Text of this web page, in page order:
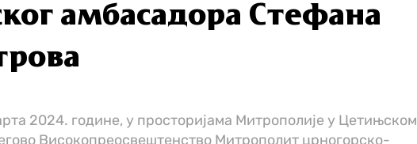
амбасадора Стефана
2024. године, у просторијама Митрополије у Цетињском
Високопреосвештенство Митрополит црногорско-